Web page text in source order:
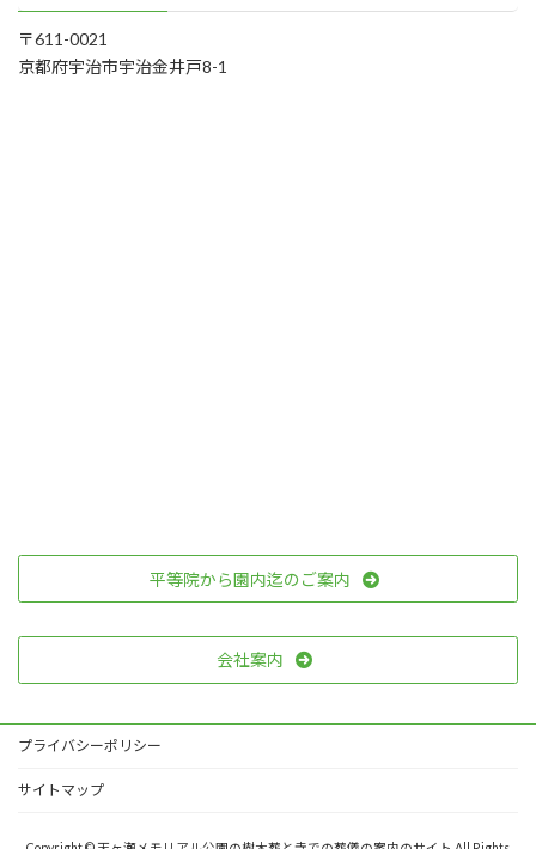
〒611-0021
京都府宇治市宇治金井戸8-1
平等院から園内迄のご案内
会社案内
プライバシーポリシー
サイトマップ